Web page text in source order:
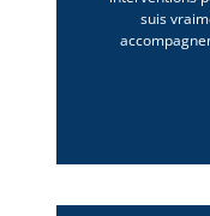
suis